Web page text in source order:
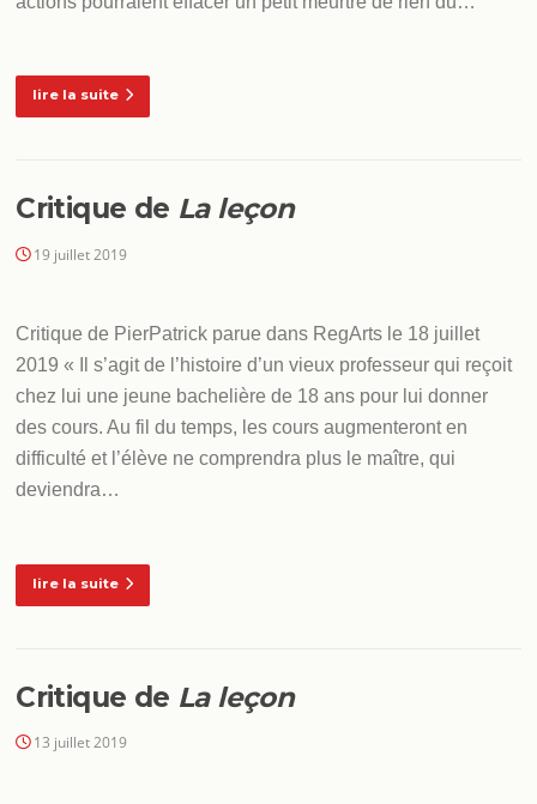
lire la suite
Critique de La leçon
19 juillet 2019
Critique de PierPatrick parue dans RegArts le 18 juillet
2019 « Il s’agit de l’histoire d’un vieux professeur qui reçoit
chez lui une jeune bachelière de 18 ans pour lui donner
des cours. Au fil du temps, les cours augmenteront en
difficulté et l’élève ne comprendra plus le maître, qui
deviendra…
lire la suite
Critique de La leçon
13 juillet 2019